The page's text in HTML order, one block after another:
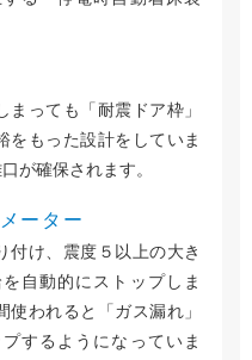
っても「耐震ドア枠」
をもった設計をしていま
が確保されます。
ーター
付け、震度５以上の大き
自動的にストップしま
われると「ガス漏れ」
するようになっていま